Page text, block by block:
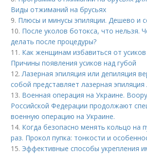
Виды отжиманий на брусьях
9. Плюсы и минусы эпиляции. Дешево и
10. После уколов ботокса, что нельзя.
делать после процедуры?
11. Как женщинам избавиться от усиков
Причины появления усиков над губой
12.Лазерная эпиляция или депиляция
собой представляет лазерная эпиляция
13. Военная операция на Украине.
Российской Федерации продолжают
военную операцию на Украине.
14. Когда безопасно менять кольцо на
раз. Прокол пупка: тонкости и
15. Эффективные способы укрепления